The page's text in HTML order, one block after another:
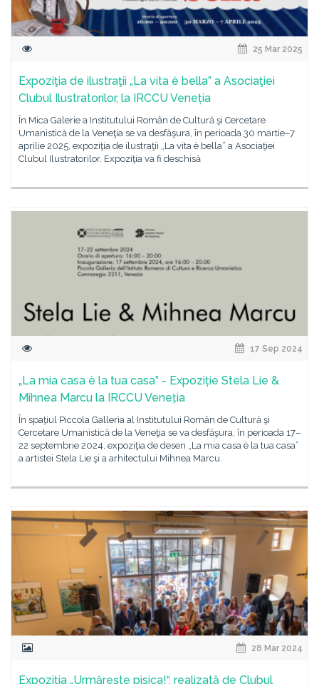
25 Mar 2025
Expoziţia de ilustraţii „La vita è bella” a Asociaţiei
Clubul Ilustratorilor, la IRCCU Veneția
În Mica Galerie a Institutului Român de Cultură şi Cercetare
Umanistică de la Veneţia se va desfăşura, în perioada 30 martie–7
aprilie 2025, expoziţia de ilustraţii „La vita è bella” a Asociaţiei
Clubul Ilustratorilor. Expoziţia va fi deschisă
17 Sep 2024
„La mia casa è la tua casa” - Expoziție Stela Lie &
Mihnea Marcu la IRCCU Veneția
În spaţiul Piccola Galleria al Institutului Român de Cultură şi
Cercetare Umanistică de la Veneţia se va desfăşura, în perioada 17–
22 septembrie 2024, expoziţia de desen „La mia casa è la tua casa”
a artistei Stela Lie şi a arhitectului Mihnea Marcu.
28 Mar 2024
Expoziția „Urmăreşte pisica!“, realizată de Clubul